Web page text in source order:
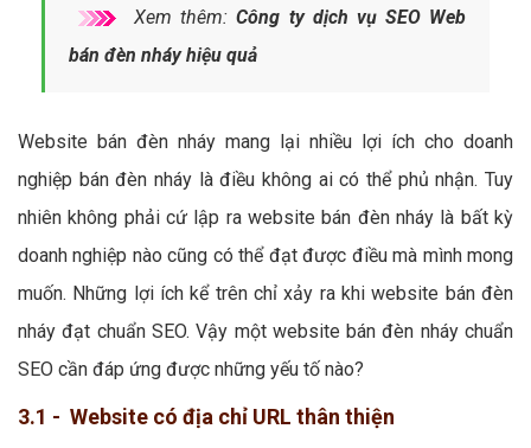
Xem thêm:Công ty dịch vụ SEO Web
bán đèn nháy hiệu quả
Website bán đèn nháy mang lại nhiều lợi ích cho doanh
nghiệp bán đèn nháy là điều không ai có thể phủ nhận. Tuy
nhiên không phải cứ lập ra website bán đèn nháy là bất kỳ
doanh nghiệp nào cũng có thể đạt được điều mà mình mong
muốn. Những lợi ích kể trên chỉ xảy ra khi website bán đèn
nháy đạt chuẩn SEO. Vậy một website bán đèn nháy chuẩn
SEO cần đáp ứng được những yếu tố nào?
3.1 - Website có địa chỉ URL thân thiện